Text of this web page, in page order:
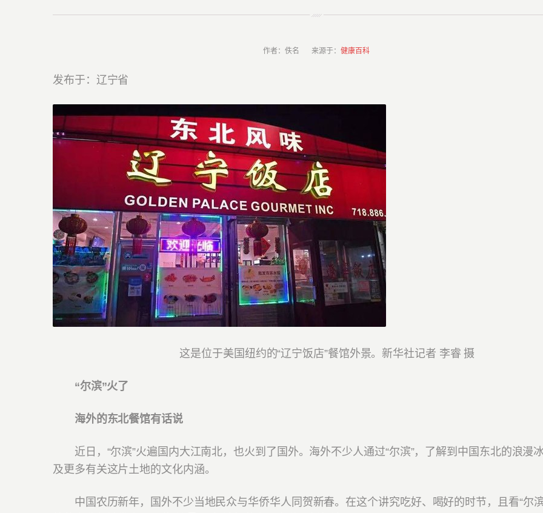
作者：佚名 来源于： 健康百科
发布于：辽宁省
这是位于美国纽约的“辽宁饭店”餐馆外景。新华社记者 李睿 摄
“尔滨”火了
海外的东北餐馆有话说
近日，“尔滨”火遍国内大江南北，也火到了国外。海外不少人通过“尔滨”，了解到中国东北的浪漫
及更多有关这片土地的文化内涵。
中国农历新年，国外不少当地民众与华侨华人同贺新春。在这个讲究吃好、喝好的时节，且看“尔滨